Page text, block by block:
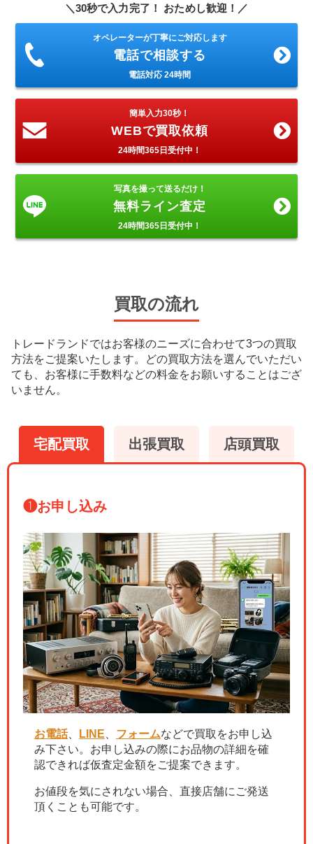
＼30秒で入力完了！ おためし歓迎！／
オペレーターが丁寧にご対応します
電話で相談する
電話対応 24時間
簡単入力30秒！
WEBで買取依頼
24時間365日受付中！
写真を撮って送るだけ！
無料ライン査定
24時間365日受付中！
買取の流れ
トレードランドではお客様のニーズに合わせて3つの買取
方法をご提案いたします。
どの買取方法を選んでいただい
ても、お客様に手数料などの料金をお願いすることはござ
いません。
宅配買取 出張買取 店頭買取
❶お申し込み
お電話、 LINE フォームなどで買取をお申し込
み下さい。お申し込みの際にお品物の詳細を確
認できれば仮査定金額をご提案できます。
お値段を気にされない場合、直接店舗にご発送
頂くことも可能です。